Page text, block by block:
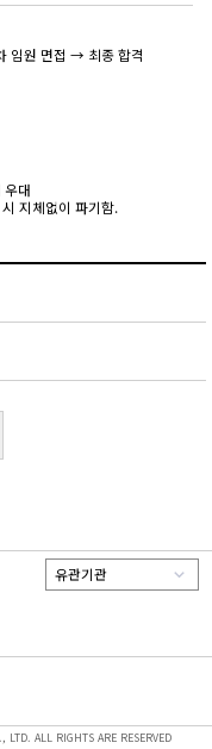
임원 면접 → 최종 합격
우대
지체없이 파기함.
유관기관
ALL RIGHTS ARE RESERVED